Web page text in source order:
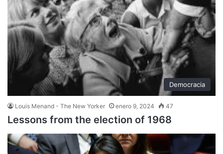
Democracia
Louis Menand - The New Yorker enero 9, 2024 47
Lessons from the election of 1968